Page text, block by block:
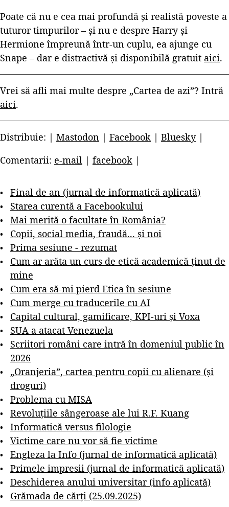
Poate că nu e cea mai profundă și realistă poveste a
tuturor timpurilor – și nu e despre Harry și
Hermione împreună într-un cuplu, ea ajunge cu
Snape – dar e distractivă și disponibilă gratuit aici.
Vrei să afli mai multe despre „Cartea de azi”? Intră
aici.
Distribuie: | Mastodon | Facebook | Bluesky|
Comentarii: e-mail | facebook |
Final de an (jurnal de informatică aplicată)
Starea curentă a Facebookului
Mai merită o facultate în România?
Copii, social media, fraudă... și noi
Prima sesiune - rezumat
Cum ar arăta un curs de etică academică ținut de
mine
Cum era să-mi pierd Etica în sesiune
Cum merge cu traducerile cu AI
Capital cultural, gamificare, KPI-uri și Voxa
SUA a atacat Venezuela
Scriitori români care intră în domeniul public în
2026
„Oranjeria”, cartea pentru copii cu alienare (și
droguri)
Problema cu MISA
Revoluțiile sângeroase ale lui R.F. Kuang
Informatică versus filologie
Victime care nu vor să fie victime
Engleza la Info (jurnal de informatică aplicată)
Primele impresii (jurnal de informatică aplicată)
Deschiderea anului universitar (info aplicată)
Grămada de cărți (25.09.2025)